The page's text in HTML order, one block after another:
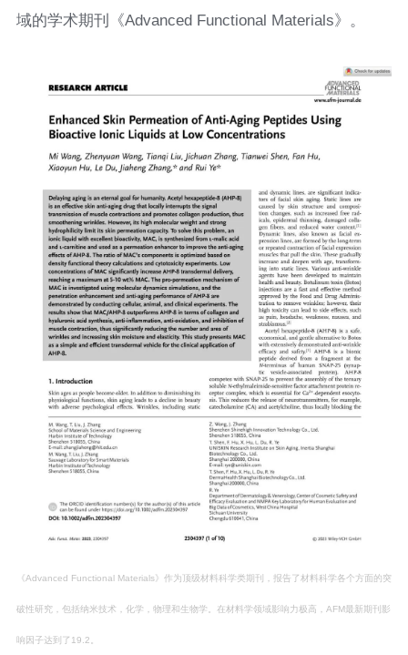
域的学术期刊《Advanced Functional Materials》。
《Advanced Functional Materials》作为顶级材料科学类期刊，报告了材料科学各个方面的突
破性研究，包括纳米技术，化学，物理和生物学。在材料学领域影响力极高，AFM最新期刊影
响因子达到了19.2。